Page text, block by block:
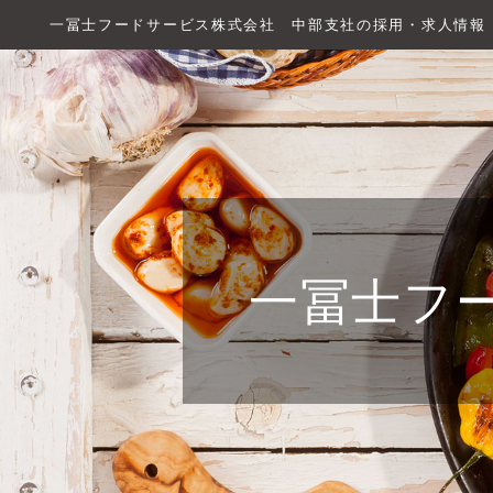
一冨士フードサービス株式会社 中部支社の採用・求人情報
一冨士フ